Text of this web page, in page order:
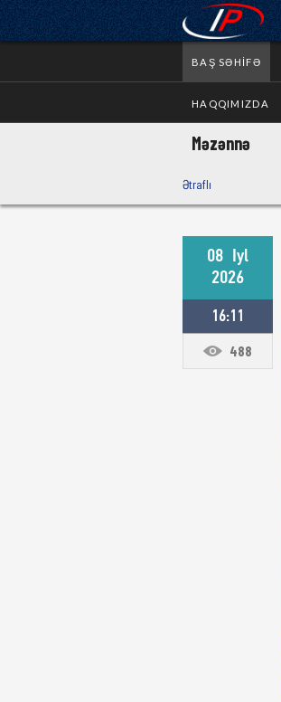
BAŞ SƏHIFƏ
HAQQIMIZDA
Məzənnə
Ətraflı
08 Iyl
2026
16:11
488